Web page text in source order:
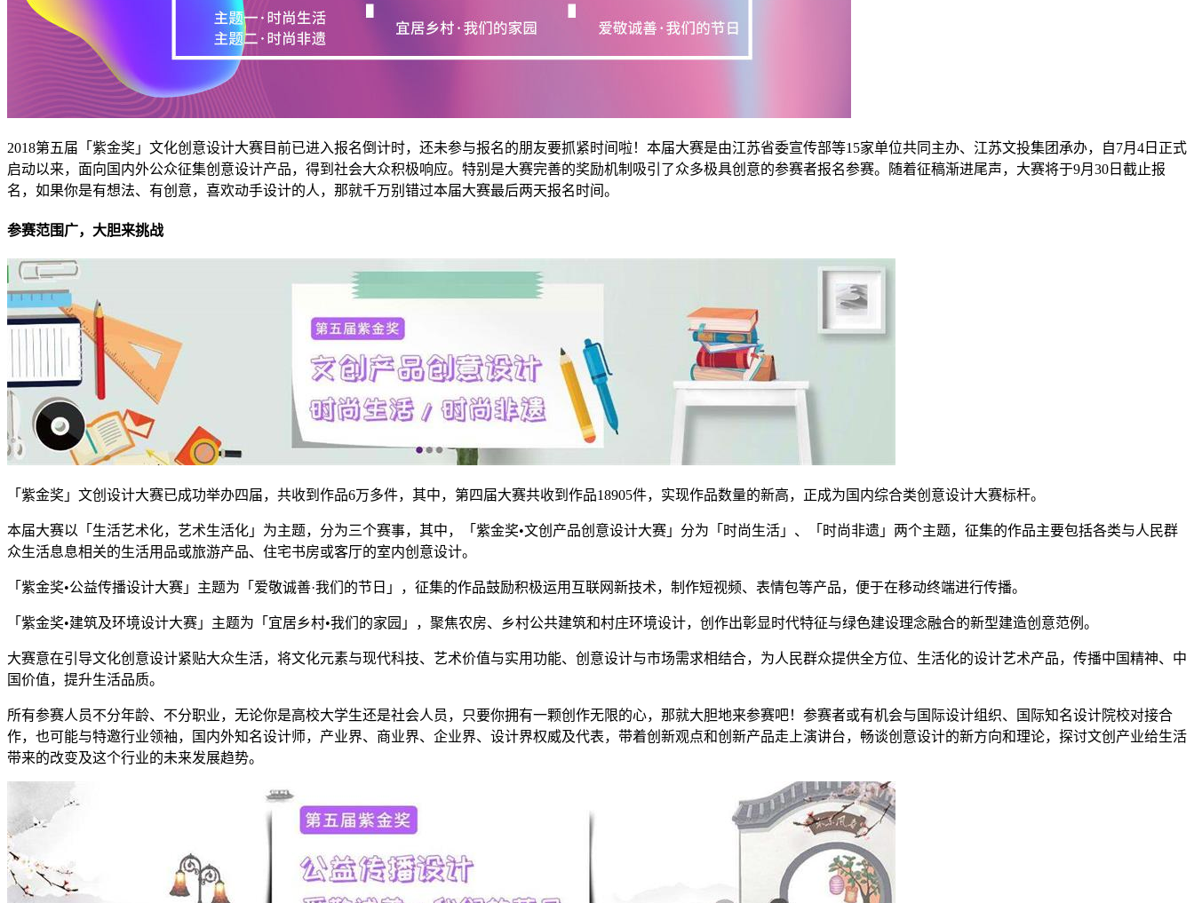
2018第五届「紫金奖」文化创意设计大赛目前已进入报名倒计时，还未参与报名的朋友要抓紧时间啦！本届大赛是由江苏省委宣传部等15家单位共同主办、江苏文投集团承办，自7月4日正式
启动以来，面向国内外公众征集创意设计产品，得到社会大众积极响应。特别是大赛完善的奖励机制吸引了众多极具创意的参赛者报名参赛。随着征稿渐进尾声，大赛将于9月30日截止报
名，如果你是有想法、有创意，喜欢动手设计的人，那就千万别错过本届大赛最后两天报名时间。
参赛范围广，大胆来挑战
「紫金奖」文创设计大赛已成功举办四届，共收到作品6万多件，其中，第四届大赛共收到作品18905件，实现作品数量的新高，正成为国内综合类创意设计大赛标杆。
本届大赛以「生活艺术化，艺术生活化」为主题，分为三个赛事，其中，「紫金奖•文创产品创意设计大赛」分为「时尚生活」、「时尚非遗」两个主题，征集的作品主要包括各类与人民群
众生活息息相关的生活用品或旅游产品、住宅书房或客厅的室内创意设计。
「紫金奖•公益传播设计大赛」主题为「爱敬诚善·我们的节日」，征集的作品鼓励积极运用互联网新技术，制作短视频、表情包等产品，便于在移动终端进行传播。
「紫金奖•建筑及环境设计大赛」主题为「宜居乡村•我们的家园」，聚焦农房、乡村公共建筑和村庄环境设计，创作出彰显时代特征与绿色建设理念融合的新型建造创意范例。
大赛意在引导文化创意设计紧贴大众生活，将文化元素与现代科技、艺术价值与实用功能、创意设计与市场需求相结合，为人民群众提供全方位、生活化的设计艺术产品，传播中国精神、中
国价值，提升生活品质。
所有参赛人员不分年龄、不分职业，无论你是高校大学生还是社会人员，只要你拥有一颗创作无限的心，那就大胆地来参赛吧！参赛者或有机会与国际设计组织、国际知名设计院校对接合
作，也可能与特邀行业领袖，国内外知名设计师，产业界、商业界、企业界、设计界权威及代表，带着创新观点和创新产品走上演讲台，畅谈创意设计的新方向和理论，探讨文创产业给生活
带来的改变及这个行业的未来发展趋势。